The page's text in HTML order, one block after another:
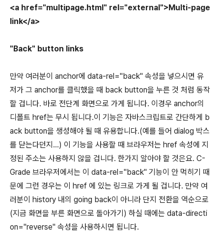
<a href="multipage.html" rel="external">Multi-page
link</a>
"Back" button links
만약 여러분이 anchor에 data-rel="back" 속성을 넣으시면 유
저가 그 anchor를 클릭했을 때 back button을 누른 것 처럼 동작
할 겁니다. 바로 전단계 화면으로 가게 됩니다. 이경우 anchor의
디폴트 href는 무시 됩니다.이 기능은 자바스크립트로 간단하게 b
ack button을 생성해야 될 때 유용합니다.(예를 들어 dialog 박스
를 닫는다던지...) 이 기능을 사용할 때 브라우저는 href 속성에 지
정된 주소는 사용하지 않을 겁니다. 한가지 알아야 할 것은요. C-
Grade 브라우저에서는 이 data-rel="back" 기능이 안 먹히기 때
문에 그런 경우는 이 href 에 있는 링크로 가게 될 겁니다. 만약 여
러분이 history 내의 going back이 아니라 단지 전환을 역순으로
(지금 화면을 부른 화면으로 돌아가기) 하실 때에는 data-directi
on="reverse" 속성을 사용하시면 됩니다.